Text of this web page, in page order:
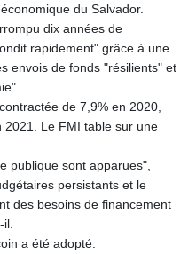
142.20827
0.856331
183.379231
0.818459
183.716281
149.365809
100.958668
4681.70199
491.805569
1637.335322
0.356743
0.962318
538.348431
du Salvador.
dix années de
rapidement" grâce à une
envois de fonds "résilients" et
de 7,9% en 2020,
Le FMI table sur une
publique sont apparues",
persistants et le
des besoins de financement
a été adopté.